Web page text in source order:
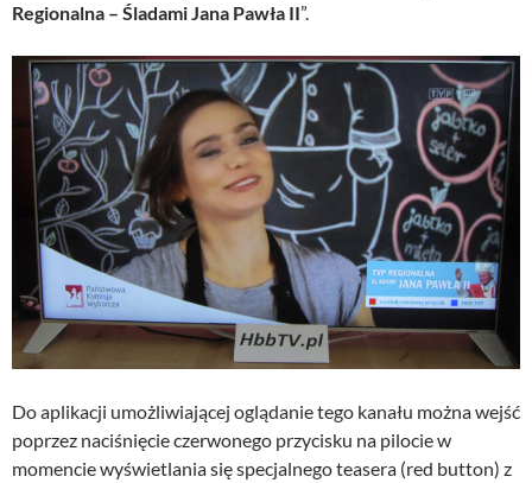
Regionalna – Śladami Jana Pawła II”.
Do aplikacji umożliwiającej oglądanie tego kanału można wejść
poprzez naciśnięcie czerwonego przycisku na pilocie w
momencie wyświetlania się specjalnego teasera (red button) z